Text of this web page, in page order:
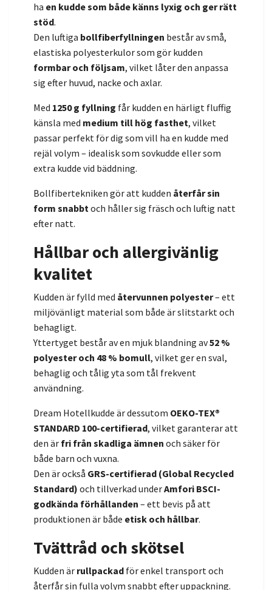
ha en kudde som både känns lyxig och ger rätt
stöd.
Den luftiga bollfiberfyllningen består av små,
elastiska polyesterkulor som gör kudden
formbar och följsam, vilket låter den anpassa
sig efter huvud, nacke och axlar.
Med 1250 g fyllning får kudden en härligt fluffig
känsla med medium till hög fasthet, vilket
passar perfekt för dig som vill ha en kudde med
rejäl volym – idealisk som sovkudde eller som
extra kudde vid bäddning.
Bollfibertekniken gör att kudden återfår sin
form snabbt och håller sig fräsch och luftig natt
efter natt.
Hållbar och allergivänlig
kvalitet
Kudden är fylld med återvunnen polyester– ett
miljövänligt material som både är slitstarkt och
behagligt.
Yttertyget består av en mjuk blandning av52 %
polyester och 48 % bomull, vilket ger en sval,
behaglig och tålig yta som tål frekvent
användning.
Dream Hotellkudde är dessutom OEKO-TEX®
STANDARD 100-certifierad, vilket garanterar att
den är fri från skadliga ämnen och säker för
både barn och vuxna.
Den är också GRS-certifierad (Global Recycled
Standard) och tillverkad underAmfori BSCI-
godkända förhållanden – ett bevis på att
produktionen är både etisk och hållbar.
Tvättråd och skötsel
Kudden är rullpackad för enkel transport och
återfår sin fulla volym snabbt efter uppackning.